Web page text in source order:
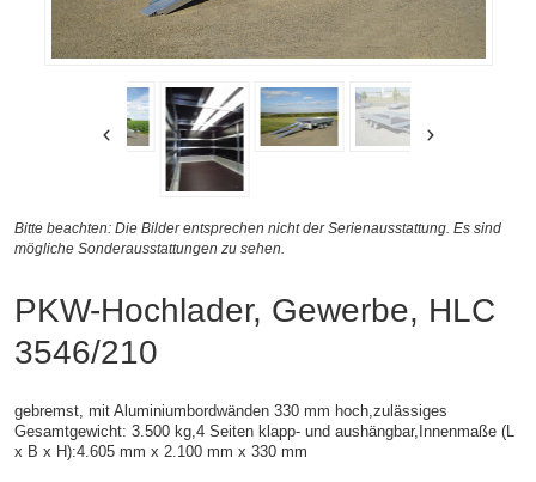
Bitte beachten: Die Bilder entsprechen nicht der Serienausstattung. Es sind
mögliche Sonderausstattungen zu sehen.
PKW-Hochlader, Gewerbe, HLC
3546/210
gebremst, mit Aluminiumbordwänden 330 mm hoch,zulässiges
Gesamtgewicht: 3.500 kg,4 Seiten klapp- und aushängbar, Innenmaße (L
x B x H):4.605 mm x 2.100 mm x 330 mm